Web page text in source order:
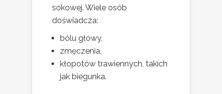
sokowej. Wiele osób
doświadcza:
bólu głowy,
zmęczenia,
kłopotów trawiennych, takich
jak biegunka.